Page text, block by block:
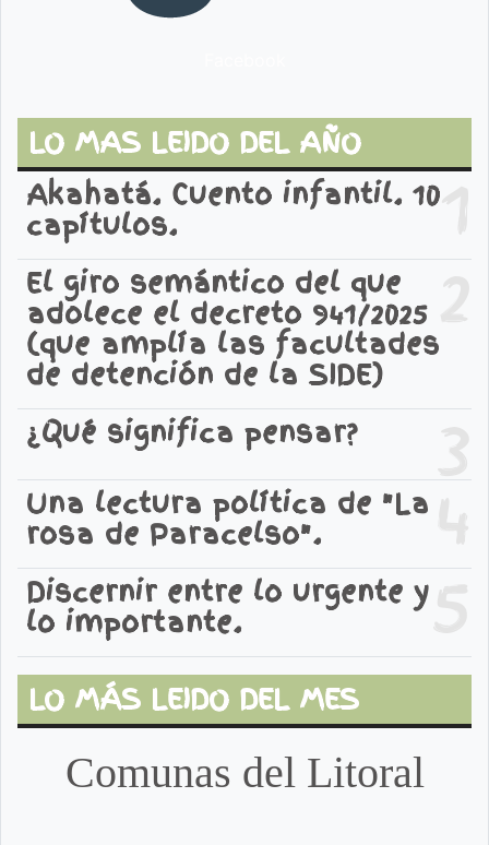
LO MAS LEIDO DEL AÑO
1
Akahatá. Cuento infantil. 10
capítulos.
2
El giro semántico del que
adolece el decreto 941/2025
(que amplía las facultades
de detención de la SIDE)
3
¿Qué significa pensar?
4
Una lectura política de "La
rosa de Paracelso".
5
Discernir entre lo urgente y
lo importante.
LO MÁS LEIDO DEL MES
Comunas del Litoral